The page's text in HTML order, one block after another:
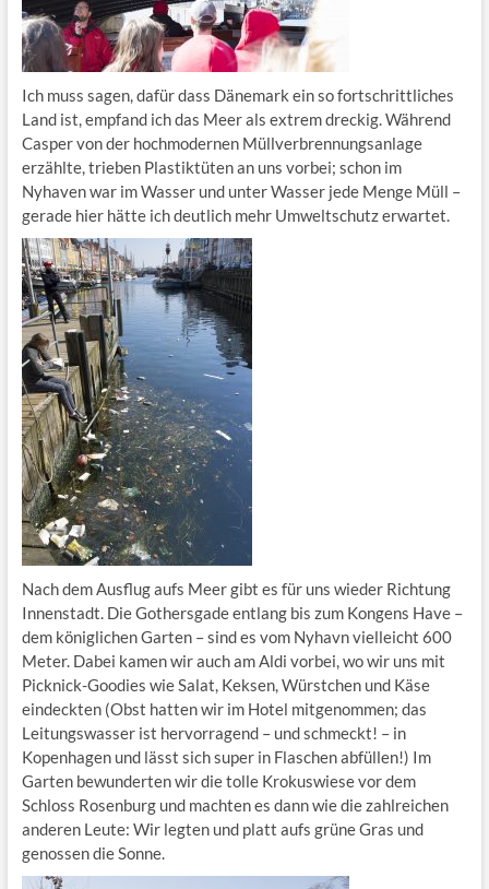
Ich muss sagen, dafür dass Dänemark ein so fortschrittliches
Land ist, empfand ich das Meer als extrem dreckig. Während
Casper von der hochmodernen Müllverbrennungsanlage
erzählte, trieben Plastiktüten an uns vorbei; schon im
Nyhaven war im Wasser und unter Wasser jede Menge Müll –
gerade hier hätte ich deutlich mehr Umweltschutz erwartet.
Nach dem Ausflug aufs Meer gibt es für uns wieder Richtung
Innenstadt. Die Gothersgade entlang bis zum Kongens Have –
dem königlichen Garten – sind es vom Nyhavn vielleicht 600
Meter. Dabei kamen wir auch am Aldi vorbei, wo wir uns mit
Picknick-Goodies wie Salat, Keksen, Würstchen und Käse
eindeckten (Obst hatten wir im Hotel mitgenommen; das
Leitungswasser ist hervorragend – und schmeckt! – in
Kopenhagen und lässt sich super in Flaschen abfüllen!) Im
Garten bewunderten wir die tolle Krokuswiese vor dem
Schloss Rosenburg und machten es dann wie die zahlreichen
anderen Leute: Wir legten und platt aufs grüne Gras und
genossen die Sonne.